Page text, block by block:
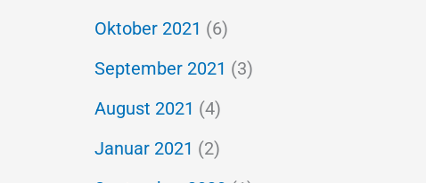
Oktober 2021 (6)
September 2021 (3)
August 2021 (4)
Januar 2021 (2)